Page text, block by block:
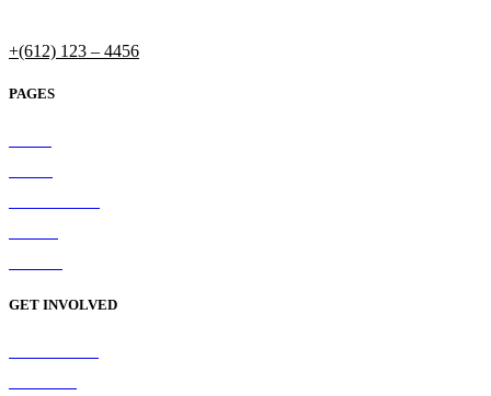
+(612) 123 – 4456
PAGES
GET INVOLVED